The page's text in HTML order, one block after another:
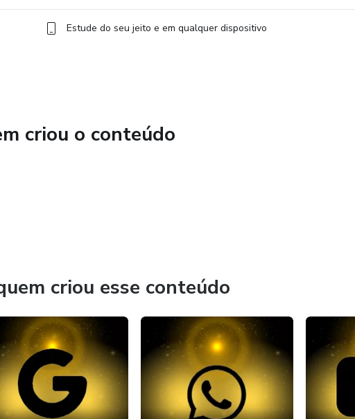
Estude do seu jeito e em qualquer dispositivo
criou o conteúdo
criou esse conteúdo